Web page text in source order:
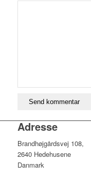
Adresse
Brandhøjgårdsvej 108,
2640 Hedehusene
Danmark